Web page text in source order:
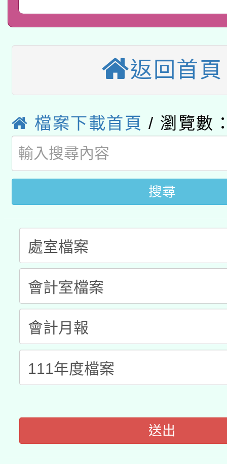
師專業成長研習實施計
方素養工作坊新北場」
族語言臺北學習中心
「族語學習班」招生簡
轉知有關國立成功大學
件」活動簡章
教育部國民及學前教育
年度COVID-19疫苗接
接種之民眾」措施，延
月28日止
轉知經濟部水利署委託
用水績優單位及節水達
動」
115年8月22日(星期六
桃園市孔廟祈福系列
開 智慧啟航」
2026年桃園地景藝術
「2026桃園藝術巡演
關事宜
轉知教育部國民及學前
國立臺灣師範大學辦理
年度健康促進學校輔導
業成長研習」實施計畫
函轉國家教育研究院中
原住民族教育政策研討
族教育國際趨勢與發展
轉知教育部國民及學前
新北市政府教育局辦理
師專業成長研習實施計
方素養工作坊新北場」
函轉國立臺灣師範大學
族語言臺北學習中心
「族語學習班」招生簡
轉知有關國立成功大學
文教學共融平台-教案
件」活動簡章
教育部國民及學前教育
年度COVID-19疫苗接
接種對象擴大為「滿6
接種之民眾」措施，延
月28日止
返回首頁
檔案下載首頁 / 瀏覽數
搜尋
送出